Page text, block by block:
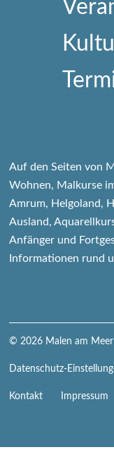
Auf den Seiten von
Wohnen, Malkurse
Amrum, Helgoland,
Ausland,
Anfänger und
Informationen rund
© 2026 Malen am Meer
Datenschutz-
Navigation
Kontakt Impressum